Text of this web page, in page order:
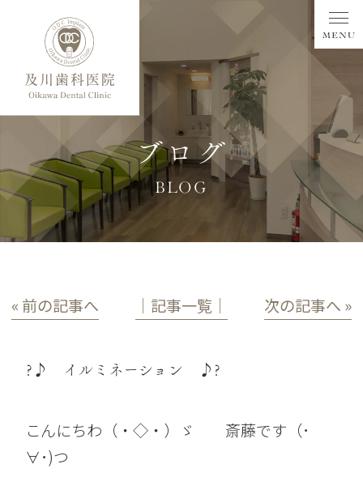
ブログ
BLOG
« 前の記事へ │記事一覧│ 次の記事へ »
?♪ イルミネーション ♪?
こんにちわ（・◇・）ゞ 斎藤です（･
∀･)つ